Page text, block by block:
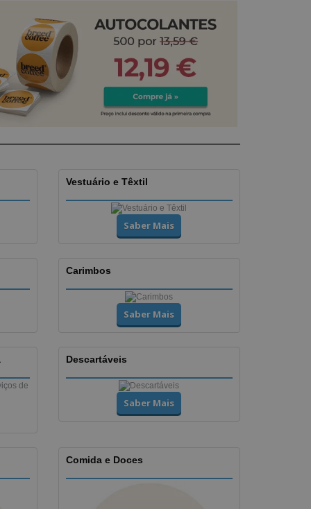
Vestuário e Têxtil
Saber Mais
Carimbos
Saber Mais
Descartáveis
Saber Mais
Comida e Doces